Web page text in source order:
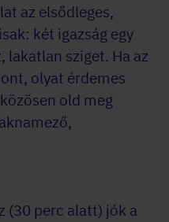
az elsődleges,
két igazság egy
lakatlan sziget. Ha az
olyat érdemes
old meg
(30 perc alatt) jók a